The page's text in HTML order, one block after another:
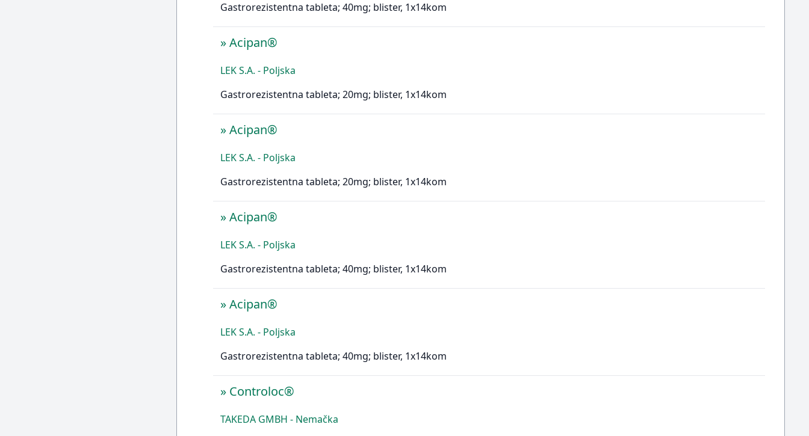
Gastrorezistentna tableta; 40mg; blister, 1x14kom
»Acipan®
LEK S.A. - Poljska
Gastrorezistentna tableta; 20mg; blister, 1x14kom
»Acipan®
LEK S.A. - Poljska
Gastrorezistentna tableta; 20mg; blister, 1x14kom
»Acipan®
LEK S.A. - Poljska
Gastrorezistentna tableta; 40mg; blister, 1x14kom
»Acipan®
LEK S.A. - Poljska
Gastrorezistentna tableta; 40mg; blister, 1x14kom
» Controloc®
TAKEDA GMBH - Nemačka